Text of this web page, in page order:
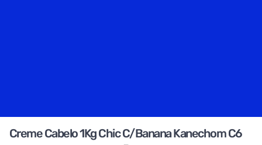
Creme Cabelo 1Kg Chic C/Banana Kanechom C6